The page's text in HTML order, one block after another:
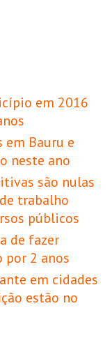
em 2016
Bauru e
neste ano
são nulas
trabalho
públicos
de fazer
2 anos
em cidades
estão no